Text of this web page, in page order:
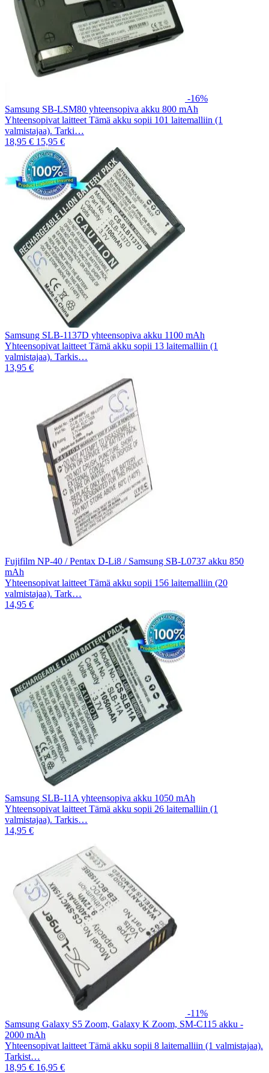
-16%
Samsung SB-LSM80 yhteensopiva akku 800 mAh
Yhteensopivat laitteet Tämä akku sopii 101 laitemalliin (1
valmistajaa). Tarki…
18,95 € 15,95 €
Samsung SLB-1137D yhteensopiva akku 1100 mAh
Yhteensopivat laitteet Tämä akku sopii 13 laitemalliin (1
valmistajaa). Tarkis…
13,95 €
Fujifilm NP-40 / Pentax D-Li8 / Samsung SB-L0737 akku 850
mAh
Yhteensopivat laitteet Tämä akku sopii 156 laitemalliin (20
valmistajaa). Tark…
14,95 €
Samsung SLB-11A yhteensopiva akku 1050 mAh
Yhteensopivat laitteet Tämä akku sopii 26 laitemalliin (1
valmistajaa). Tarkis…
14,95 €
-11%
Samsung Galaxy S5 Zoom, Galaxy K Zoom, SM-C115 akku -
2000 mAh
Yhteensopivat laitteet Tämä akku sopii 8 laitemalliin (1 valmistajaa).
Tarkist…
18,95 € 16,95 €